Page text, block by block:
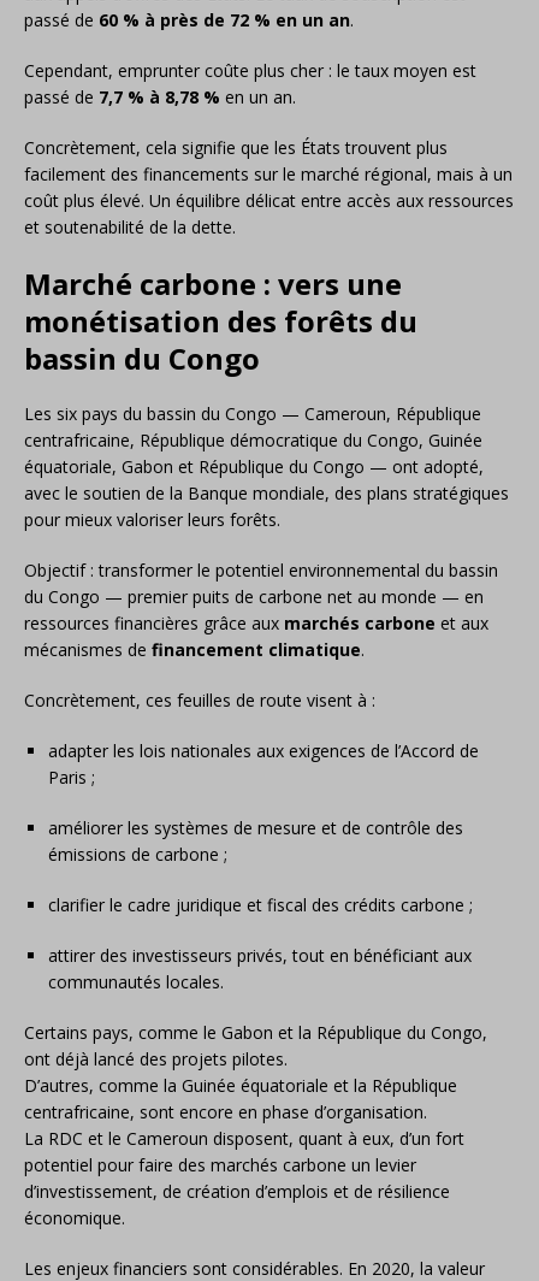
passé de 60 % à près de 72 % en un an.
Cependant, emprunter coûte plus cher : le taux moyen est
passé de 7,7 % à 8,78 % en un an.
Concrètement, cela signifie que les États trouvent plus
facilement des financements sur le marché régional, mais à un
coût plus élevé. Un équilibre délicat entre accès aux ressources
et soutenabilité de la dette.
Marché carbone : vers une
monétisation des forêts du
bassin du Congo
Les six pays du bassin du Congo — Cameroun, République
centrafricaine, République démocratique du Congo, Guinée
équatoriale, Gabon et République du Congo — ont adopté,
avec le soutien de la Banque mondiale, des plans stratégiques
pour mieux valoriser leurs forêts.
Objectif : transformer le potentiel environnemental du bassin
du Congo — premier puits de carbone net au monde — en
ressources financières grâce aux marchés carbone et aux
mécanismes de financement climatique.
Concrètement, ces feuilles de route visent à :
adapter les lois nationales aux exigences de l’Accord de
Paris ;
améliorer les systèmes de mesure et de contrôle des
émissions de carbone ;
clarifier le cadre juridique et fiscal des crédits carbone ;
attirer des investisseurs privés, tout en bénéficiant aux
communautés locales.
Certains pays, comme le Gabon et la République du Congo,
ont déjà lancé des projets pilotes.
D’autres, comme la Guinée équatoriale et la République
centrafricaine, sont encore en phase d’organisation.
La RDC et le Cameroun disposent, quant à eux, d’un fort
potentiel pour faire des marchés carbone un levier
d’investissement, de création d’emplois et de résilience
économique.
Les enjeux financiers sont considérables. En 2020, la valeur